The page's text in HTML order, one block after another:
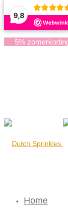
9,8
5%
Home